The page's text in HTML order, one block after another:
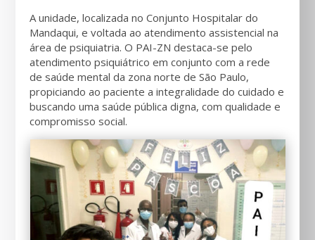
A unidade, localizada no Conjunto Hospitalar do
Mandaqui, e voltada ao atendimento assistencial na
área de psiquiatria. O PAI-ZN destaca-se pelo
atendimento psiquiátrico em conjunto com a rede
de saúde mental da zona norte de São Paulo,
propiciando ao paciente a integralidade do cuidado e
buscando uma saúde pública digna, com qualidade e
compromisso social.